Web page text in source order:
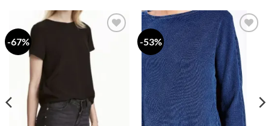
-67% -53%
Dodaj
listu
želja